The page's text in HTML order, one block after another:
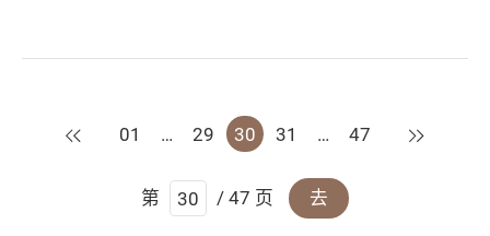
上一页
01 … 29 30 31 … 47 下一页
第 / 47 页 去